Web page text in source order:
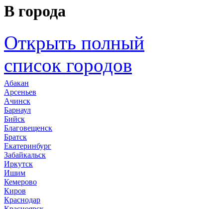
В города
Открыть полный
список городов
Абакан
Арсеньев
Ачинск
Барнаул
Бийск
Благовещенск
Братск
Екатеринбург
Забайкальск
Иркутск
Ишим
Кемерово
Киров
Краснодар